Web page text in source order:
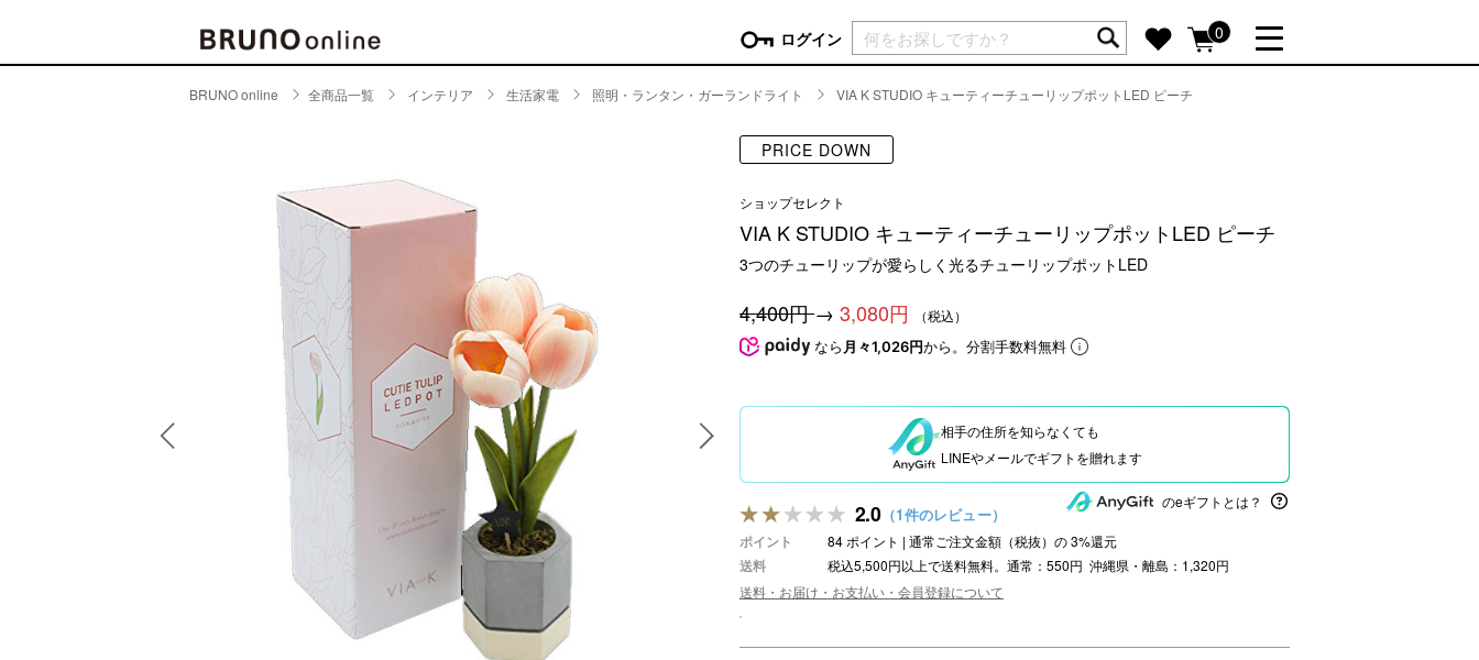
ログイン
ログイン
0
現在カートには商品が入っていません。
MILESTO
ブランド一覧
CONTENTS
ランキング
キッチン家電
食器
キッチンファブリック
インテリア
時計
生活家電
家具・収納
ピクニックアイテム
ランチボックス・弁当箱
ランチバッグ・クーラートート
水筒
その他ピクニックアイテム
ビューティー
ヘアケア
アロマ
ファッション・トラベル
トラベル小物
ファッション雑貨
バッグ
ベビー・キッズアイテム more
おもちゃ・トイ
ファッション
新築・引越し祝い
転職・送別祝い
おまとめ割引
SUPPORT
ご利用案内
よくある質問
BRUNO online 全商品一覧 インテリア 生活家電 照明・ランタン・ガーランドライト VIA K STUDIO キューティーチューリップポットLED ピーチ
PRICE DOWN
ショップセレクト
VIA K STUDIO キューティーチューリップポットLED ピーチ
3つのチューリップが愛らしく光るチューリップポットLED
4,400円→ 3,080円 （税込）
なら 月々1,026円から。分割手数料無料
相手の住所を知らなくても
LINEやメールでギフトを贈れます
のeギフトとは？
2.0 （1件のレビュー）
ポイント 84 ポイント | 通常ご注文金額（税抜）の3%還元
送料
税込5,500円以上で送料無料。通常：550円 沖縄県・離島：1,320円
送料・お届け・お支払い・会員登録について